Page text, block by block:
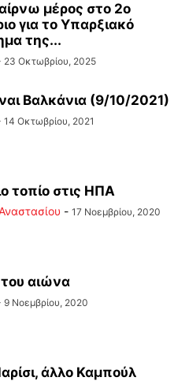
μέρος στο 2ο
για το Υπαρξιακό
της...
23 Οκτωβρίου, 2025
Βαλκάνια (9/10/2021)
14 Οκτωβρίου, 2021
τοπίο στις ΗΠΑ
- 17 Νοεμβρίου, 2020
αιώνα
9 Νοεμβρίου, 2020
άλλο Καμπούλ